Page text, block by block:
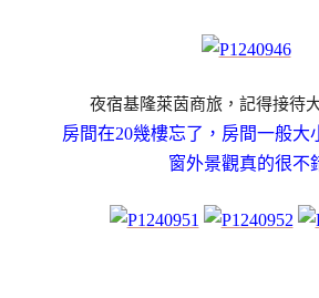
夜宿基隆萊茵商旅，記得接待
房間在20幾樓忘了，房間一般大
窗外景觀真的很不